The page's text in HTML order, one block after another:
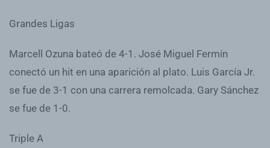
Grandes Ligas
Marcell Ozuna bateó de 4-1. José Miguel Fermín
conectó un hit en una aparición al plato. Luis García Jr.
se fue de 3-1 con una carrera remolcada. Gary Sánchez
se fue de 1-0.
Triple A